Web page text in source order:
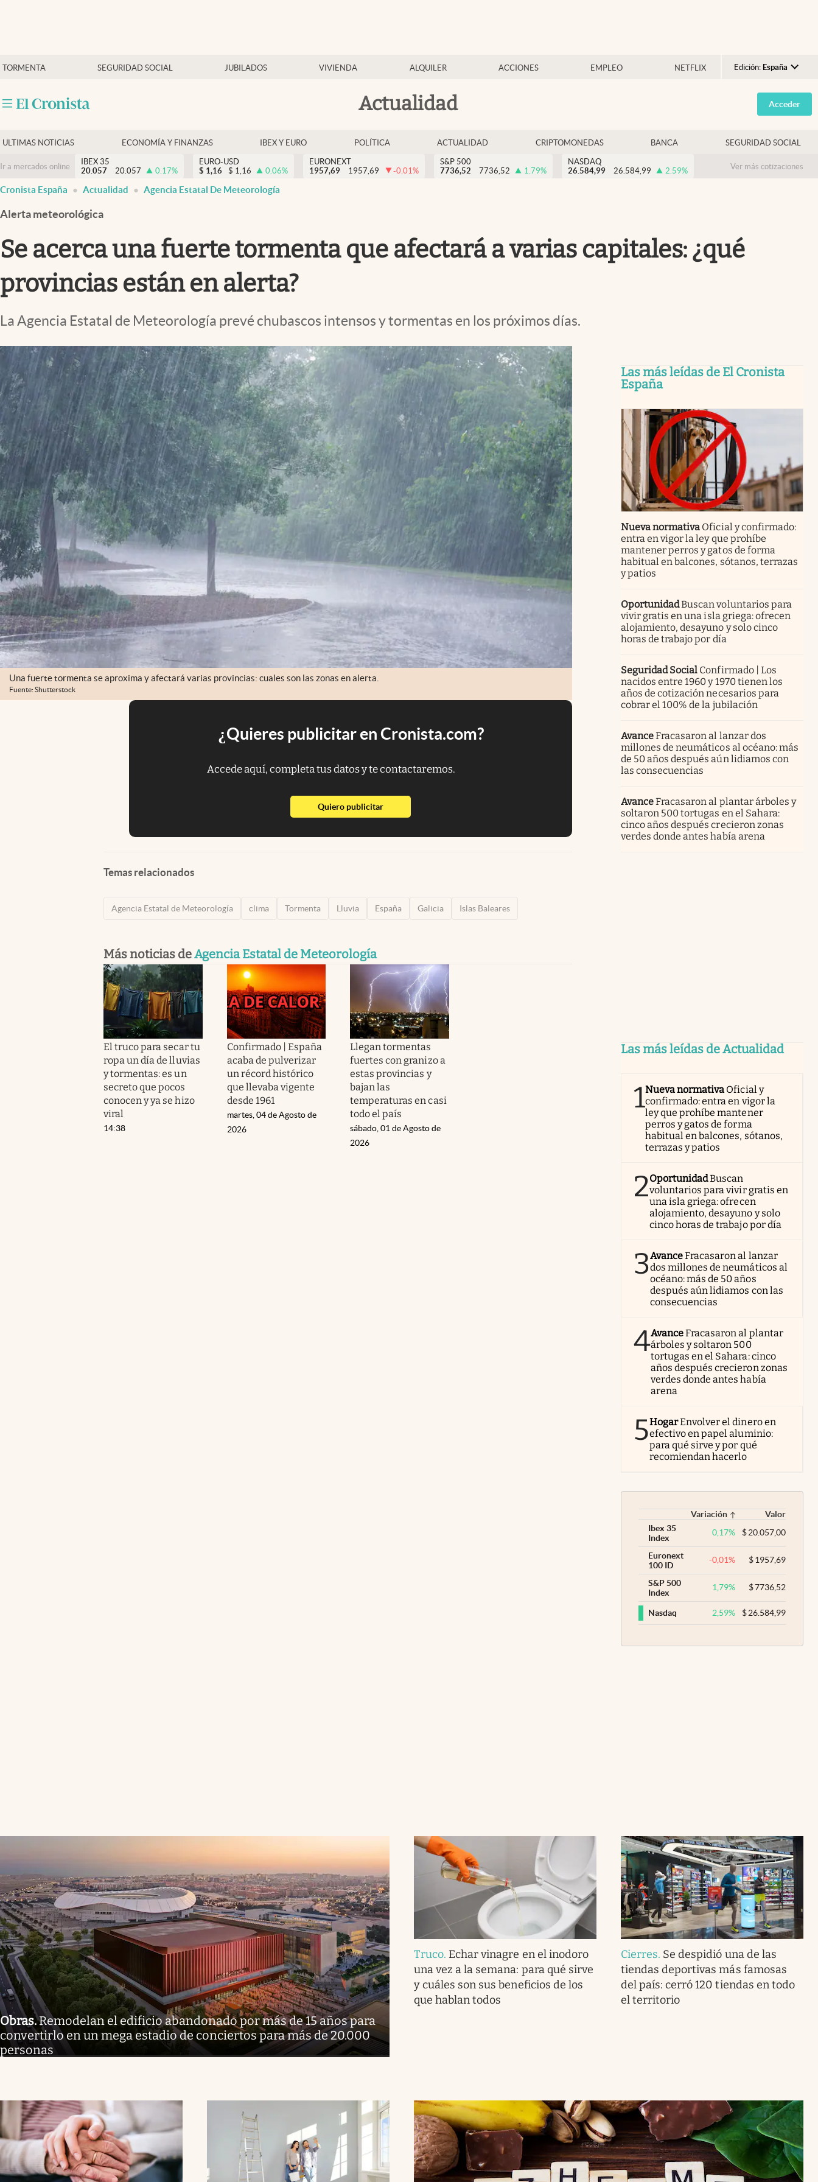
TORMENTA SEGURIDAD SOCIAL JUBILADOS VIVIENDA ALQUILER ACCIONES EMPLEO NETFLIX Edición: España
Argentina
España
USA
Colombia
Actualidad
Economía y finanzas
Criptomonedas
Acceder
ULTIMAS NOTICIAS ECONOMÍA Y FINANZAS IBEX Y EURO POLÍTICA ACTUALIDAD CRIPTOMONEDAS BANCA SEGURIDAD SOCIAL
Ir a mercados online
IBEX 35
20.057
20.057 0.17%
EURO-USD
$ 1,16 $ 1,16 0.06%
EURONEXT
1957,69
1957,69 -0.01%
S&P 500
7736,52
7736,52 1.79%
NASDAQ
26.584,99
26.584,99 2.59% Ver más cotizaciones
Cronista España Actualidad Agencia Estatal De Meteorología
Alerta meteorológica
Se acerca una fuerte tormenta que afectará a varias capitales: ¿qué
provincias están en alerta?
La Agencia Estatal de Meteorología prevé chubascos intensos y tormentas en los próximos días.
Una fuerte tormenta se aproxima y afectará varias provincias: cuales son las zonas en alerta.
Fuente: Shutterstock
¿Quieres publicitar en Cronista.com?
Accede aquí, completa tus datos y te contactaremos.
Quiero publicitarabre en nueva pestaña
Temas relacionados
Agencia Estatal de Meteorología clima Tormenta Lluvia España Galicia Islas Baleares
Más noticias deAgencia Estatal de Meteorología
El truco para secar tu
ropa un día de lluvias
y tormentas: es un
secreto que pocos
conocen y ya se hizo
viral
14:38
Confirmado | España
acaba de pulverizar
un récord histórico
que llevaba vigente
desde 1961
martes, 04 de Agosto de
2026
Llegan tormentas
fuertes con granizo a
estas provincias y
bajan las
temperaturas en casi
todo el país
sábado, 01 de Agosto de
2026
Las más leídas de El Cronista
España
Nueva normativa Oficial y confirmado:
entra en vigor la ley que prohíbe
mantener perros y gatos de forma
habitual en balcones, sótanos, terrazas
y patios
OportunidadBuscan voluntarios para
vivir gratis en una isla griega: ofrecen
alojamiento, desayuno y solo cinco
horas de trabajo por día
Seguridad Social Confirmado | Los
nacidos entre 1960 y 1970 tienen los
años de cotización necesarios para
cobrar el 100% de la jubilación
AvanceFracasaron al lanzar dos
millones de neumáticos al océano: más
de 50 años después aún lidiamos con
las consecuencias
AvanceFracasaron al plantar árboles y
soltaron 500 tortugas en el Sahara:
cinco años después crecieron zonas
verdes donde antes había arena
Las más leídas de Actualidad
1Nueva normativa Oficial y
confirmado: entra en vigor la
ley que prohíbe mantener
perros y gatos de forma
habitual en balcones, sótanos,
terrazas y patios
2OportunidadBuscan
voluntarios para vivir gratis en
una isla griega: ofrecen
alojamiento, desayuno y solo
cinco horas de trabajo por día
3AvanceFracasaron al lanzar
dos millones de neumáticos al
océano: más de 50 años
después aún lidiamos con las
consecuencias
4AvanceFracasaron al plantar
árboles y soltaron 500
tortugas en el Sahara: cinco
años después crecieron zonas
verdes donde antes había
arena
5HogarEnvolver el dinero en
efectivo en papel aluminio:
para qué sirve y por qué
recomiendan hacerlo
Variación
Valor
Ibex 35
Index
0,17% $20.057,00
Euronext
100 ID
-0,01% $1957,69
S&P 500
Index
1,79% $7736,52
Nasdaq 2,59% $26.584,99
Obras.Remodelan el edificio abandonado por más de 15 años para
convertirlo en un mega estadio de conciertos para más de 20.000
personas
Truco. Echar vinagre en el inodoro
una vez a la semana: para qué sirve
y cuáles son sus beneficios de los
que hablan todos
Cierres. Se despidió una de las
tiendas deportivas más famosas
del país: cerró 120 tiendas en todo
el territorio